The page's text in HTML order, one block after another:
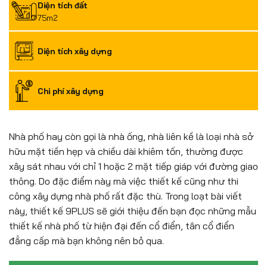
Diện tích đất
75m2
Diện tích xây dựng
Chi phí xây dựng
Nhà phố hay còn gọi là nhà ống, nhà liên kề là loại nhà sở
hữu mặt tiền hẹp và chiều dài khiêm tốn, thường được
xây sát nhau với chỉ 1 hoặc 2 mặt tiếp giáp với đường giao
thông. Do đặc điểm này mà việc thiết kế cũng như thi
công xây dựng nhà phố rất đặc thù. Trong loạt bài viết
này, thiết kế 9PLUS sẽ giới thiệu đến bạn đọc những mẫu
thiết kế nhà phố từ hiện đại đến cổ điển, tân cổ điển
đẳng cấp mà bạn không nên bỏ qua.